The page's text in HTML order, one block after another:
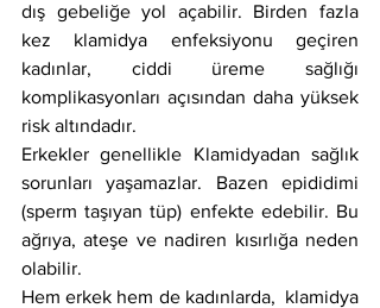
dış gebeliğe yol açabilir. Birden fazla
kez klamidya enfeksiyonu geçiren
kadınlar, ciddi üreme sağlığı
komplikasyonları açısından daha yüksek
risk altındadır.
Erkekler genellikle Klamidyadan sağlık
sorunları yaşamazlar. Bazen epididimi
(sperm taşıyan tüp) enfekte edebilir. Bu
ağrıya, ateşe ve nadiren kısırlığa neden
olabilir.
Hem erkek hem de kadınlarda,  klamidya